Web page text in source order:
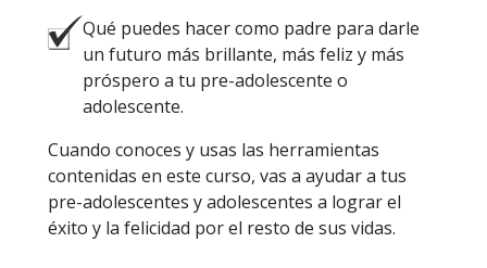
Qué puedes hacer como padre para darle
un futuro más brillante, más feliz y más
próspero a tu pre-adolescente o
adolescente.
Cuando conoces y usas las herramientas
contenidas en este curso, vas a ayudar a tus
pre-adolescentes y adolescentes a lograr el
éxito y la felicidad por el resto de sus vidas.